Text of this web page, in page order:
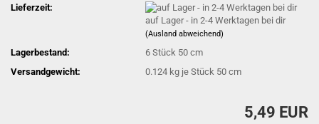
Lieferzeit:
auf Lager - in 2-4 Werktagen bei dir
(Ausland abweichend)
Lagerbestand: 6Stück 50 cm
Versandgewicht:
0.124 kg je Stück 50 cm
5,49 EUR